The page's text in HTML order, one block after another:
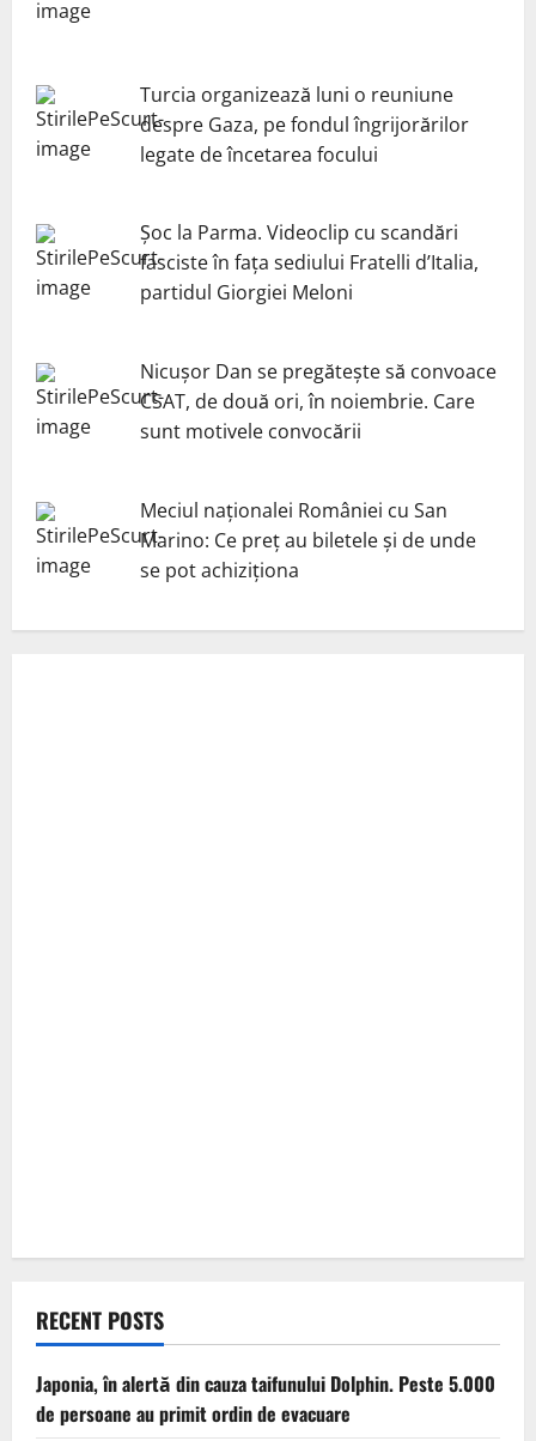
Turcia organizează luni o reuniune
despre Gaza, pe fondul îngrijorărilor
legate de încetarea focului
Șoc la Parma. Videoclip cu scandări
fasciste în fața sediului Fratelli d’Italia,
partidul Giorgiei Meloni
Nicuşor Dan se pregăteşte să convoace
CSAT, de două ori, în noiembrie. Care
sunt motivele convocării
Meciul naționalei României cu San
Marino: Ce preț au biletele și de unde
se pot achiziționa
RECENT POSTS
Japonia, în alertă din cauza taifunului Dolphin. Peste 5.000
de persoane au primit ordin de evacuare